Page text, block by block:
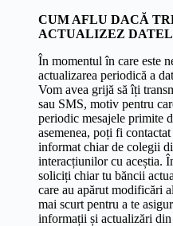
CUM AFLU DACĂ
ACTUALIZEZ
În momentul în care este
actualizarea periodică a
Vom avea grijă să îți
sau SMS, motiv pentru
periodic mesajele primite
asemenea, poți fi
informat chiar de colegii
interacțiunilor cu aceștia.
soliciți chiar tu băncii
care au apărut modificări
mai scurt pentru a te
informații și actualizări din